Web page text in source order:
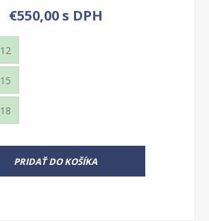
€550,00 s DPH
12
15
18
PRIDAŤ DO KOŠÍKA